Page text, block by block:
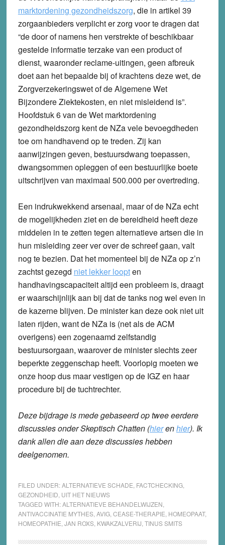
marktordening gezondheidszorg, die in artikel 39
zorgaanbieders verplicht er zorg voor te dragen dat
“de door of namens hen verstrekte of beschikbaar
gestelde informatie terzake van een product of
dienst, waaronder reclame-uitingen, geen afbreuk
doet aan het bepaalde bij of krachtens deze wet, de
Zorgverzekeringswet of de Algemene Wet
Bijzondere Ziektekosten, en niet misleidend is”.
Hoofdstuk 6 van de Wet marktordening
gezondheidszorg kent de NZa vele bevoegdheden
toe om handhavend op te treden. Zij kan
aanwijzingen geven, bestuursdwang toepassen,
dwangsommen opleggen of een bestuurlijke boete
uitschrijven van maximaal 500.000 per overtreding.
Een indrukwekkend arsenaal, maar of de NZa echt
de mogelijkheden ziet en de bereidheid heeft deze
middelen in te zetten tegen alternatieve artsen die in
hun misleiding zeer ver over de schreef gaan, valt
nog te bezien. Dat het momenteel bij de NZa op z’n
zachtst gezegd niet lekker loopten
handhavingscapaciteit altijd een probleem is, draagt
er waarschijnlijk aan bij dat de tanks nog wel even in
de kazerne blijven. De minister kan deze ook niet uit
laten rijden, want de NZa is (net als de ACM
overigens) een zogenaamd zelfstandig
bestuursorgaan, waarover de minister slechts zeer
beperkte zeggenschap heeft. Voorlopig moeten we
onze hoop dus maar vestigen op de IGZ en haar
procedure bij de tuchtrechter.
Deze bijdrage is mede gebaseerd op twee eerdere
discussies onder Skeptisch Chatten (hierenhier). Ik
dank allen die aan deze discussies hebben
deelgenomen.
FILED UNDER:ALTERNATIEVE SCHADE FACTCHECKING,
GEZONDHEID UIT HET NIEUWS
TAGGED WITH:ALTERNATIEVE BEHANDELWIJZEN
ANTIVACCINATIE MYTHES, AVIG, CEASE-THERAPIE HOMEOPAAT,
HOMEOPATHIE JAN ROXS, KWAKZALVERIJ TINUS SMITS